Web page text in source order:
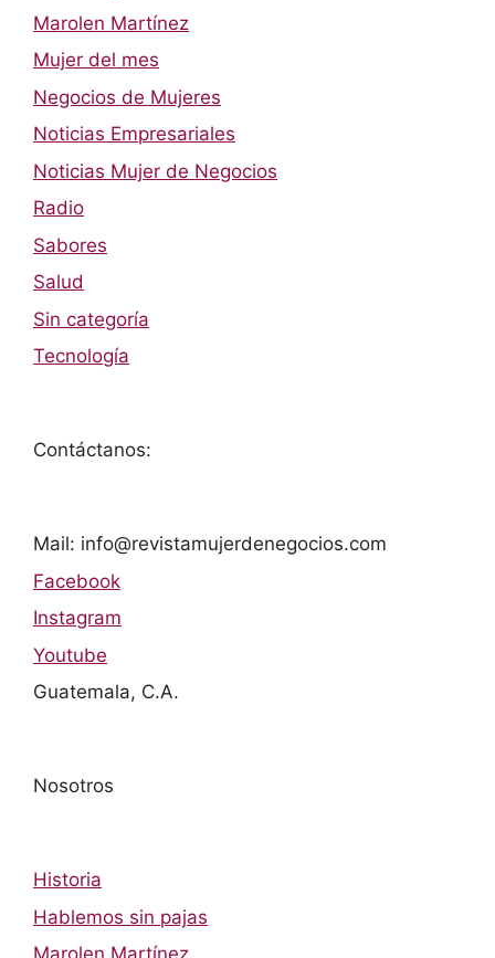
Marolen Martínez
Mujer del mes
Negocios de Mujeres
Noticias Empresariales
Noticias Mujer de Negocios
Radio
Sabores
Salud
Sin categoría
Tecnología
Contáctanos:
Mail: info@revistamujerdenegocios.com
Facebook
Instagram
Youtube
Guatemala, C.A.
Nosotros
Historia
Hablemos sin pajas